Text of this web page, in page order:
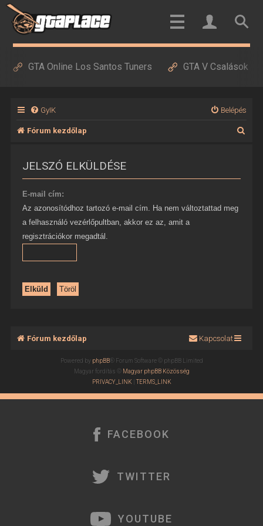
GTA Online Los Santos Tuners GTA V Csalások
GyIK Belépés
Fórum kezdőlap
JELSZÓ ELKÜLDÉSE
E-mail cím:
Az azonosítódhoz tartozó e-mail cím. Ha nem változtattad meg
a felhasználó vezérlőpultban, akkor ez az, amit a
regisztrációkor megadtál.
Fórum kezdőlap Kapcsolat
Powered by phpBB® Forum Software © phpBB Limited
Magyar fordítás © Magyar phpBB Közösség
PRIVACY_LINK |TERMS_LINK
FACEBOOK
TWITTER
YOUTUBE